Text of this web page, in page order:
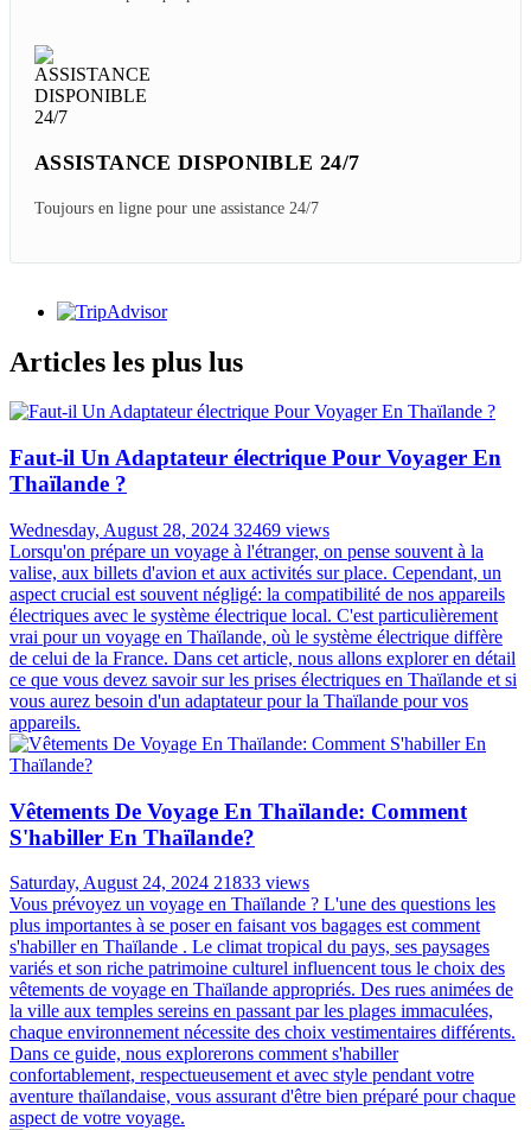
ASSISTANCE DISPONIBLE 24/7
Toujours en ligne pour une assistance 24/7
Articles les plus lus
Faut-il Un Adaptateur électrique Pour Voyager En
Thaïlande ?
Wednesday, August 28, 2024 32469 views
Lorsqu'on prépare un voyage à l'étranger, on pense souvent à la
valise, aux billets d'avion et aux activités sur place. Cependant, un
aspect crucial est souvent négligé: la compatibilité de nos appareils
électriques avec le système électrique local. C'est particulièrement
vrai pour un voyage en Thaïlande, où le système électrique diffère
de celui de la France. Dans cet article, nous allons explorer en détail
ce que vous devez savoir sur les prises électriques en Thaïlande et si
vous aurez besoin d'un adaptateur pour la Thaïlande pour vos
appareils.
Vêtements De Voyage En Thaïlande: Comment
S'habiller En Thaïlande?
Saturday, August 24, 2024 21833 views
Vous prévoyez un voyage en Thaïlande ? L'une des questions les
plus importantes à se poser en faisant vos bagages est comment
s'habiller en Thaïlande . Le climat tropical du pays, ses paysages
variés et son riche patrimoine culturel influencent tous le choix des
vêtements de voyage en Thaïlande appropriés. Des rues animées de
la ville aux temples sereins en passant par les plages immaculées,
chaque environnement nécessite des choix vestimentaires différents.
Dans ce guide, nous explorerons comment s'habiller
confortablement, respectueusement et avec style pendant votre
aventure thaïlandaise, vous assurant d'être bien préparé pour chaque
aspect de votre voyage.